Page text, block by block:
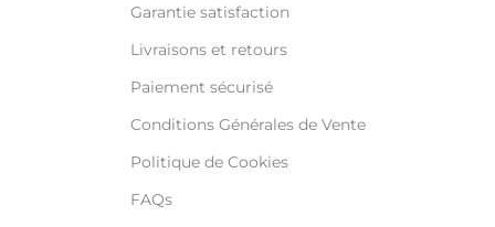
Garantie satisfaction
Livraisons et retours
Paiement sécurisé
Conditions Générales de Vente
Politique de Cookies
FAQs